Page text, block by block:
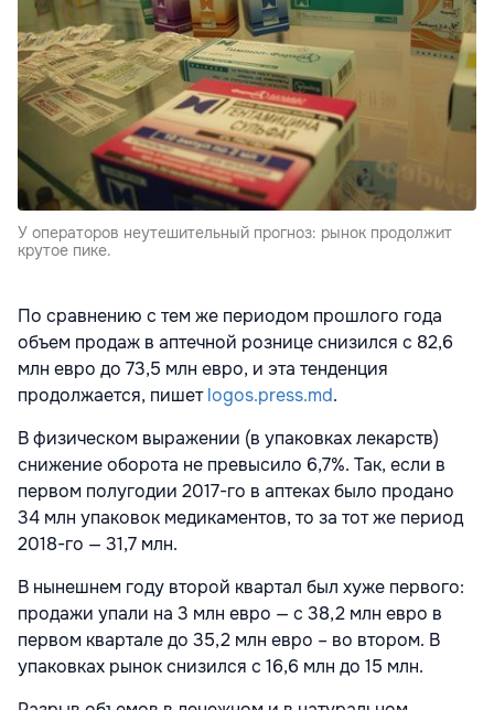
У операторов неутешительный прогноз: рынок продолжит
крутое пике.
По сравнению с тем же периодом прошлого года
объем продаж в аптечной рознице снизился с 82,6
млн евро до 73,5 млн евро, и эта тенденция
продолжается, пишетlogos.press.md.
В физическом выражении (в упаковках лекарств)
снижение оборота не превысило 6,7%. Так, если в
первом полугодии 2017-го в аптеках было продано
34 млн упаковок медикаментов, то за тот же период
2018-го — 31,7 млн.
В нынешнем году второй квартал был хуже первого:
продажи упали на 3 млн евро — с 38,2 млн евро в
первом квартале до 35,2 млн евро – во втором. В
упаковках рынок снизился с 16,6 млн до 15 млн.